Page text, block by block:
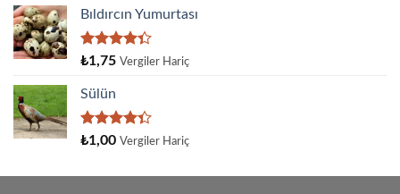
4.00
aldı
Bıldırcın Yumurtası
5
4.33oy
aldı
₺1,75 Vergiler Hariç
Sülün
5
₺1,00 Vergiler Hariç